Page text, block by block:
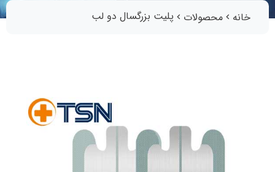
خانه محصولات پلیت بزرگسال دو لب